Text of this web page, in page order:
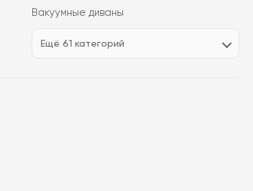
Вакуумные диваны
Ещё 61 категорий